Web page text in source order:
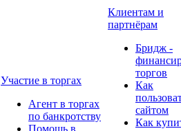
Участие в торгах
Агент в торгах
по банкротству
Клиентам и
партнёрам
Бридж -
торгов
Как
сайтом
Как